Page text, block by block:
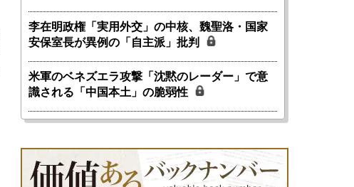
李在明政権「実用外交」の中核、魏聖洛・国家
安保室長が異例の「自主派」批判
米軍のベネズエラ攻撃「沈黙のレーダー」で意
識される「中国本土」の脆弱性